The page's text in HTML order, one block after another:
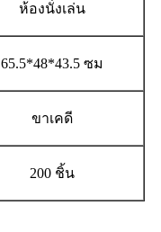
ห้องนั่งเล่น
65.5*48*43.5 ซม
ขาเคดี
200 ชิ้น